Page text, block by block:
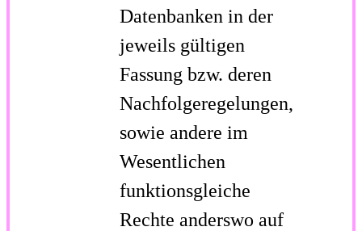
Datenbanken in der
jeweils gültigen
Fassung bzw. deren
Nachfolgeregelungen,
sowie andere im
Wesentlichen
funktionsgleiche
Rechte anderswo auf